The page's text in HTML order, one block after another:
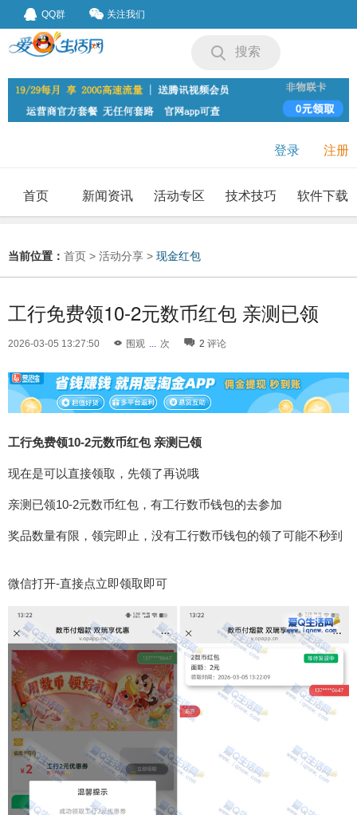
QQ群 关注我们
搜索
登录 注册
首页 新闻资讯 活动专区 技术技巧 软件下载
当前位置： 首页 > 活动分享 > 现金红包
工行免费领10-2元数币红包 亲测已领
2026-03-05 13:27:50 围观 ... 次 2 评论
工行免费领10-2元数币红包 亲测已领
现在是可以直接领取，先领了再说哦
亲测已领10-2元数币红包，有工行数币钱包的去参加
奖品数量有限，领完即止，没有工行数币钱包的领了可能不秒到
微信打开-直接点立即领取即可